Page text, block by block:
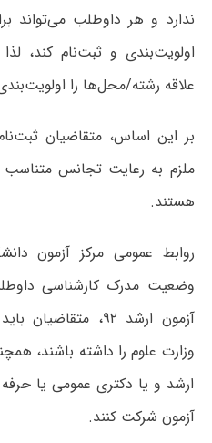
اولویت‌بندی و ثبت‌نام کند،
علاقه رشته/محل‌ها را
بر این اساس، متقاضیان
ملزم به رعایت تجانس
هستند.
روابط عمومی مرکز آزمون
وضعیت مدرک کارشناسی
آزمون ارشد ۹۲،
وزارت علوم را داشته باشند،
ارشد و یا دکتری عمومی یا حرفه
آزمون شرکت کنند.